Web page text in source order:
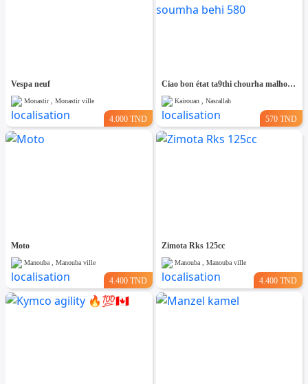
Vespa neuf
Monastir , Monastir ville
4.000 TND
Ciao bon état ta9thi chourha malhouma ama soumha behi 580
Kairouan , Nasrallah
570 TND
Moto
Manouba , Manouba ville
4.400 TND
Zimota Rks 125cc
Manouba , Manouba ville
4.400 TND